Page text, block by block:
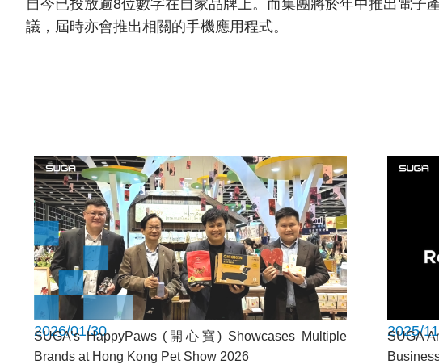
自今已投放逾8位數字在自家品牌上。而集團將於年中推出電
議，屆時亦會推出相關的手機應用程式。
2026/01/30
SUGA’s HappyPaws (開心寶) Showcases Multiple
Brands at Hong Kong Pet Show 2026
2025/
SUGA